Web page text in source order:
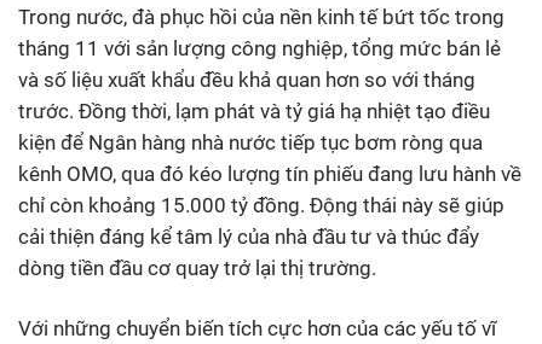
Trong nước, đà phục hồi của nền kinh tế bứt tốc trong
tháng 11 với sản lượng công nghiệp, tổng mức bán lẻ
và số liệu xuất khẩu đều khả quan hơn so với tháng
trước. Đồng thời, lạm phát và tỷ giá hạ nhiệt tạo điều
kiện để Ngân hàng nhà nước tiếp tục bơm ròng qua
kênh OMO, qua đó kéo lượng tín phiếu đang lưu hành về
chỉ còn khoảng 15.000 tỷ đồng. Động thái này sẽ giúp
cải thiện đáng kể tâm lý của nhà đầu tư và thúc đẩy
dòng tiền đầu cơ quay trở lại thị trường.
Với những chuyển biến tích cực hơn của các yếu tố vĩ